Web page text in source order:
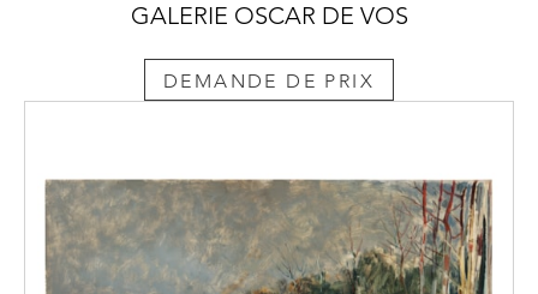
GALERIE OSCAR DE VOS
DEMANDE DE PRIX